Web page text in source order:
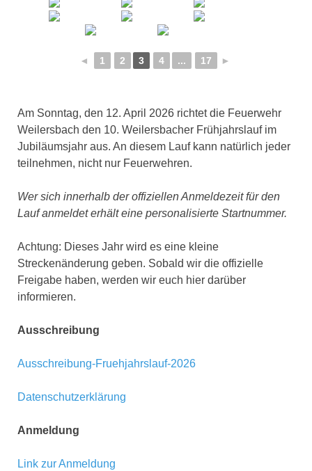
◄ 1 2 3 4 ... 17 ►
Am Sonntag, den 12. April 2026 richtet die Feuerwehr
Weilersbach den 10. Weilersbacher Frühjahrslauf im
Jubiläumsjahr aus. An diesem Lauf kann natürlich jeder
teilnehmen, nicht nur Feuerwehren.
Wer sich innerhalb der offiziellen Anmeldezeit für den
Lauf anmeldet erhält eine personalisierte Startnummer.
Achtung: Dieses Jahr wird es eine kleine
Streckenänderung geben. Sobald wir die offizielle
Freigabe haben, werden wir euch hier darüber
informieren.
Ausschreibung
Ausschreibung-Fruehjahrslauf-2026
Datenschutzerklärung
Anmeldung
Link zur Anmeldung